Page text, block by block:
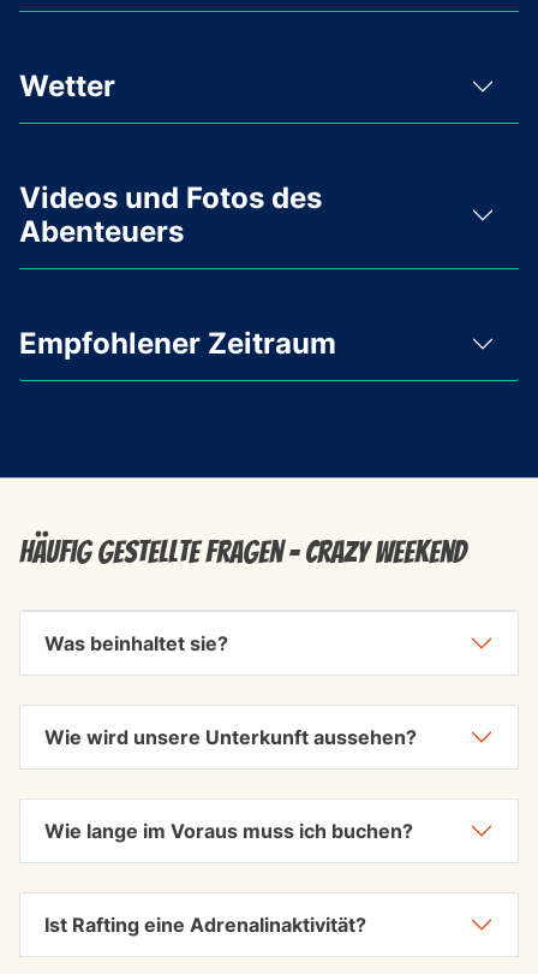
Wetter
Videos und Fotos des
Abenteuers
Empfohlener Zeitraum
Häufig gestellte Fragen - Crazy weekend
Was beinhaltet sie?
Wie wird unsere Unterkunft aussehen?
Wie lange im Voraus muss ich buchen?
Ist Rafting eine Adrenalinaktivität?